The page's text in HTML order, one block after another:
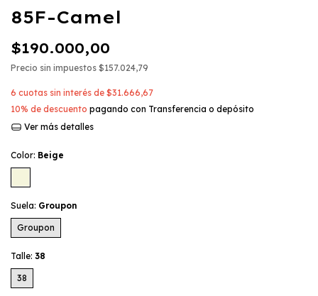
85F-Camel
$190.000,00
Precio sin impuestos $157.024,79
6 cuotas sin interés de $31.666,67
10% de descuento pagando con Transferencia o depósito
Ver más detalles
Color: Beige
Suela: Groupon
Groupon
Talle: 38
38